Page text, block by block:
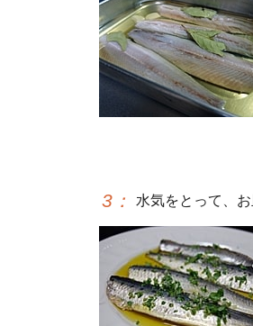
3 ： 水気をとって、